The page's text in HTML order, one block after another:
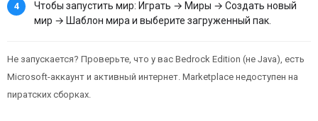
Чтобы запустить мир: Играть → Миры → Создать новый
мир → Шаблон мира и выберите загруженный пак.
Не запускается? Проверьте, что у вас Bedrock Edition (не Java), есть
Microsoft-аккаунт и активный интернет. Marketplace недоступен на
пиратских сборках.